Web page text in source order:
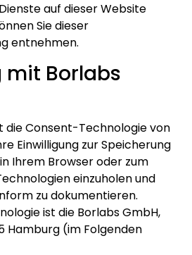
auf dieser Website
Sie dieser
entnehmen.
mit Borlabs
die Consent-Technologie von
Einwilligung zur Speicherung
Ihrem Browser oder zum
einzuholen und
zu dokumentieren.
ist die Borlabs GmbH,
Hamburg (im Folgenden